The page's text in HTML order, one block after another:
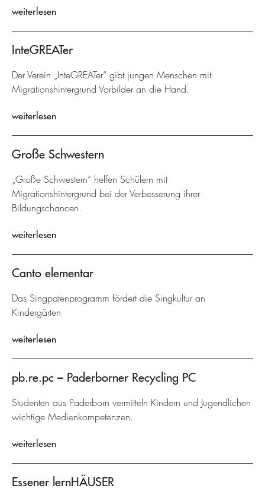
weiterlesen
InteGREATer
Der Verein „InteGREATer“ gibt jungen Menschen mit
Migrationshintergrund Vorbilder an die Hand.
weiterlesen
Große Schwestern
„Große Schwestern“ helfen Schülern mit
Migrationshintergrund bei der Verbesserung ihrer
Bildungschancen.
weiterlesen
Canto elementar
Das Singpatenprogramm fördert die Singkultur an
Kindergärten
weiterlesen
pb.re.pc – Paderborner Recycling PC
Studenten aus Paderborn vermitteln Kindern und Jugendlichen
wichtige Medienkompetenzen.
weiterlesen
Essener lernHÄUSER